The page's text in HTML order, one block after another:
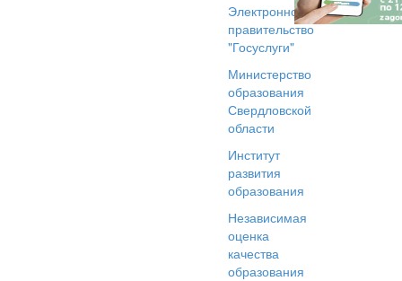
Электронное
правительство
"Госуслуги"
Министерство
образования
Свердловской
области
Институт
развития
образования
Независимая
оценка
качества
образования